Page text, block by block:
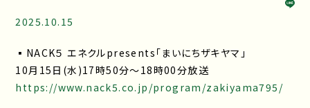
2025.10.15
▪NACK５ エネクルpresents「まいにちザキヤマ」
10月15日(水)17時50分～18時00分放送
https://www.nack5.co.jp/program/zakiyama795/